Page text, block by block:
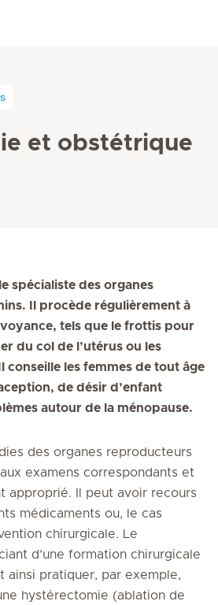
et obstétrique
spécialiste des organes
Il procède régulièrement à
tels que le frottis pour
du col de l’utérus ou les
conseille les femmes de tout âge
de désir d’enfant
autour de la ménopause.
des organes reproducteurs
examens correspondants et
approprié. Il peut avoir recours
médicaments ou, le cas
chirurgicale. Le
d’une formation chirurgicale
ainsi pratiquer, par exemple,
hystérectomie (ablation de